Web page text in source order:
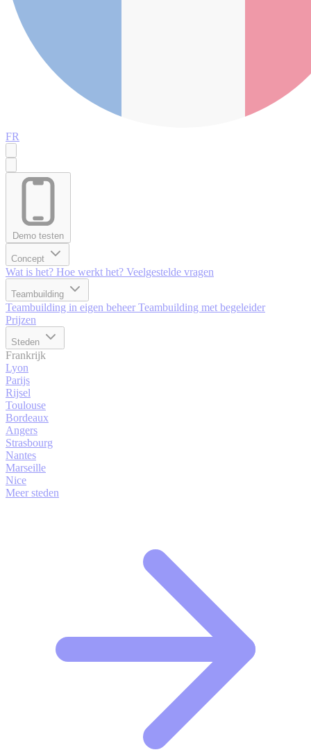
FR
Demo testen
Concept
Wat is het? Hoe werkt het? Veelgestelde vragen
Teambuilding
Teambuilding in eigen beheer Teambuilding met begeleider
Prijzen
Steden
Frankrijk
Lyon
Parijs
Rijsel
Toulouse
Bordeaux
Angers
Strasbourg
Nantes
Marseille
Nice
Meer steden